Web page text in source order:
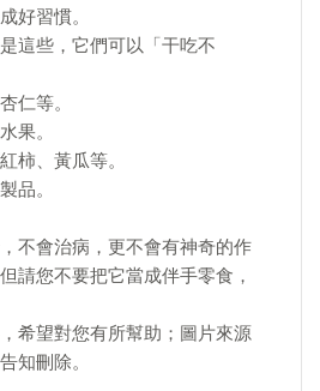
好習慣。
這些，它們可以「干吃不
仁等。
果。
柿、黃瓜等。
品。
不會治病，更不會有神奇的作
請您不要把它當成伴手零食，
希望對您有所幫助；圖片來源
知刪除。